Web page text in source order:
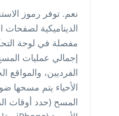
نعم. توفر رموز
الديناميكية لصفحات
مفصلة في لوحة
إجمالي عمليات
الفرديين، والمواقع
الأحياء يتم مسحها
المسح (حدد أوقات